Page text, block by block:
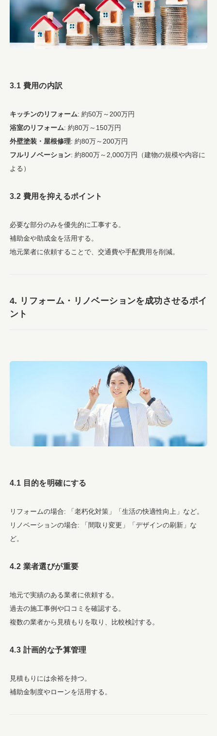
3.1 費用の内訳
キッチンのリフォーム: 約50万～200万円
浴室のリフォーム: 約80万～150万円
外壁塗装・屋根修理: 約80万～200万円
フルリノベーション: 約800万～2,000万円（建物の規模や内容に
よる）
3.2 費用を抑えるポイント
必要な部分のみを優先的に工事する。
補助金や助成金を活用する。
地元業者に依頼することで、交通費や手配費用を削減。
4. リフォーム・リノベーションを成功させるポイ
ント
4.1 目的を明確にする
リフォームの場合: 「老朽化対策」「生活の快適性向上」など。
リノベーションの場合: 「間取り変更」「デザインの刷新」な
ど。
4.2 業者選びが重要
地元で実績のある業者に依頼する。
過去の施工事例や口コミを確認する。
複数の業者から見積もりを取り、比較検討する。
4.3 計画的な予算管理
見積もりには余裕を持つ。
補助金制度やローンを活用する。